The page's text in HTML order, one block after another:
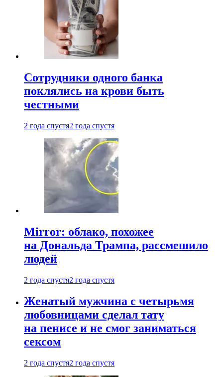
Сотрудники одного банка
поклялись на крови быть
честными
2 года спустя2 года спустя
Mirror: облако, похожее
на Дональда Трампа, рассмешило
людей
2 года спустя2 года спустя
Женатый мужчина с четырьмя
любовницами сделал тату
на пенисе и не смог заниматься
сексом
2 года спустя2 года спустя